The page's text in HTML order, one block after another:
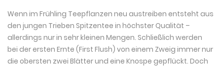
Wenn im Frühling Teepflanzen neu austreiben entsteht aus
den jungen Trieben Spitzentee in höchster Qualität –
allerdings nur in sehr kleinen Mengen. Schließlich werden
bei der ersten Ernte (First Flush) von einem Zweig immer nur
die obersten zwei Blätter und eine Knospe gepflückt. Doch